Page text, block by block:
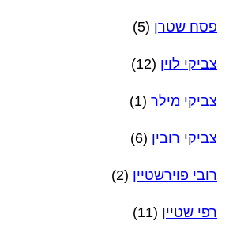
פסח שטרן (5)
צביקי לוין (12)
צביקי מילר (1)
צביקי רובין (6)
רובי פוירשטיין (2)
רפי שטיין (11)